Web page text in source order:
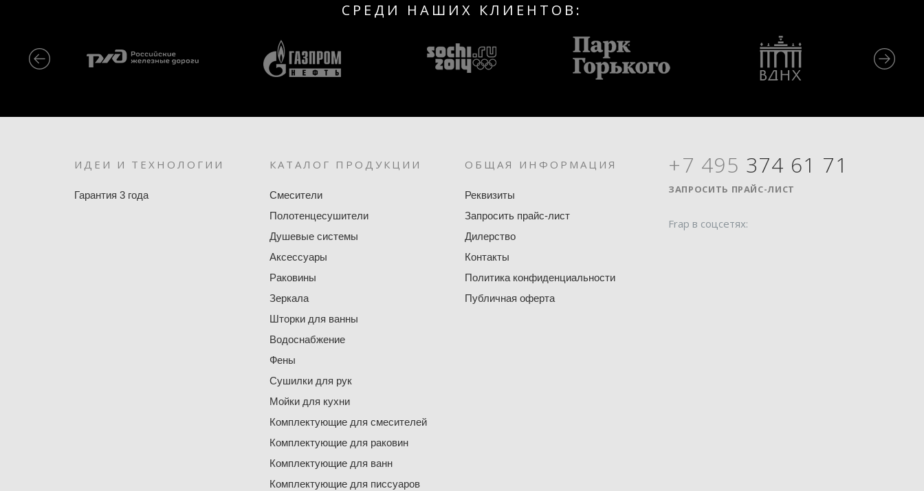
СРЕДИ НАШИХ КЛИЕНТОВ:
ИДЕИ И ТЕХНОЛОГИИ
Гарантия 3 года
КАТАЛОГ ПРОДУКЦИИ
Смесители
Полотенцесушители
Душевые системы
Аксессуары
Раковины
Зеркала
Шторки для ванны
Водоснабжение
Фены
Сушилки для рук
Мойки для кухни
Комплектующие для смесителей
Комплектующие для раковин
Комплектующие для ванн
Комплектующие для писсуаров
ОБЩАЯ ИНФОРМАЦИЯ
Реквизиты
Запросить прайс-лист
Дилерство
Контакты
Политика конфиденциальности
Публичная оферта
+7 495 374 61 71
ЗАПРОСИТЬ ПРАЙС-ЛИСТ
Frap в соцсетях: